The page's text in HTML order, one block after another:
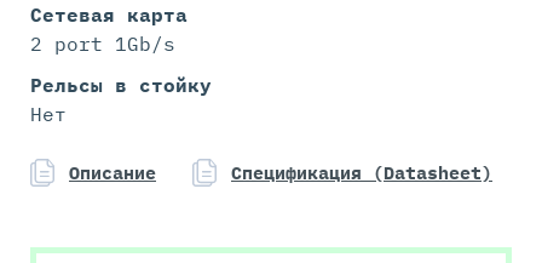
Сетевая карта
2 port 1Gb/s
Рельсы в стойку
Нет
Описание Спецификация (Datasheet)